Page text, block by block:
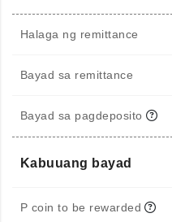
Halaga ng remittance
Bayad sa remittance
Bayad sa pagdeposito
Kabuuang bayad
P coin to be rewarded